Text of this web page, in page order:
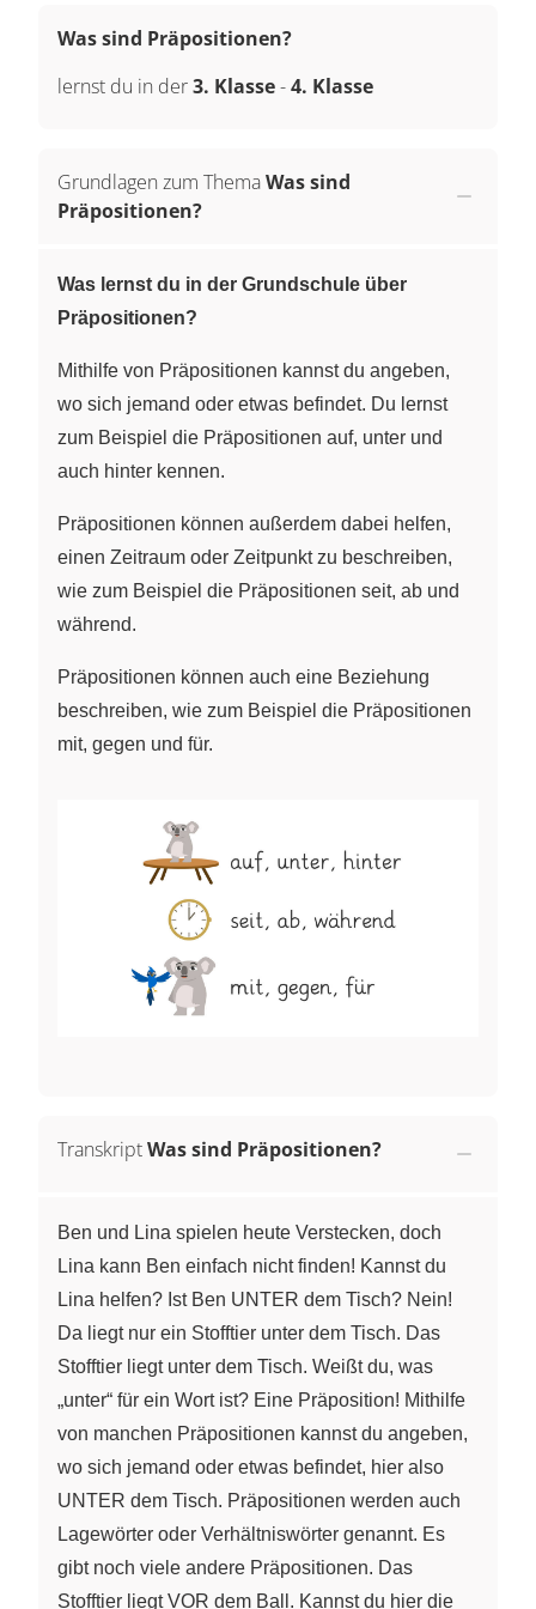
Was sind Präpositionen?
lernst du in der3. Klasse-4. Klasse
Grundlagen zum ThemaWas sind
Präpositionen?
Was lernst du in der Grundschule über
Präpositionen?
Mithilfe von Präpositionen kannst du angeben,
wo sich jemand oder etwas befindet. Du lernst
zum Beispiel die Präpositionen auf, unter und
auch hinter kennen.
Präpositionen können außerdem dabei helfen,
einen Zeitraum oder Zeitpunkt zu beschreiben,
wie zum Beispiel die Präpositionen seit, ab und
während.
Präpositionen können auch eine Beziehung
beschreiben, wie zum Beispiel die Präpositionen
mit, gegen und für.
TranskriptWas sind Präpositionen?
Ben und Lina spielen heute Verstecken, doch
Lina kann Ben einfach nicht finden! Kannst du
Lina helfen? Ist Ben UNTER dem Tisch? Nein!
Da liegt nur ein Stofftier unter dem Tisch. Das
Stofftier liegt unter dem Tisch. Weißt du, was
„unter“ für ein Wort ist? Eine Präposition! Mithilfe
von manchen Präpositionen kannst du angeben,
wo sich jemand oder etwas befindet, hier also
UNTER dem Tisch. Präpositionen werden auch
Lagewörter oder Verhältniswörter genannt. Es
gibt noch viele andere Präpositionen. Das
Stofftier liegt VOR dem Ball. Kannst du hier die